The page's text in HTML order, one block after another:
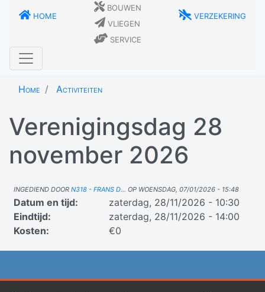
Home
Bouwen
Vliegen
Service
Verzekering
Home Activiteiten
Verenigingsdag 28
november 2026
Ingediend doorN318 - Frans D… op woensdag, 07/01/2026 - 15:48
Datum en tijd:
zaterdag, 28/11/2026 - 10:30
Eindtijd:
zaterdag, 28/11/2026 - 14:00
Kosten: €0